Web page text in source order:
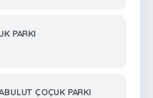
PARKI
ÇOÇUK PARKI